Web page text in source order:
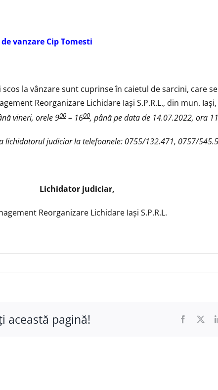
vanzare Cip Tomesti
la vânzare sunt cuprinse în caietul de sarcini, care
Reorganizare Lichidare Iaşi S.P.R.L., din mun.
vineri, orele 900 – 1600, până pe data de 14.07.2022, ora
lichidatorul judiciar la telefoanele: 0755/132.471, 0757/
Lichidator judiciar,
Reorganizare Lichidare Iaşi S.P.R.L.
această pagină! Facebook